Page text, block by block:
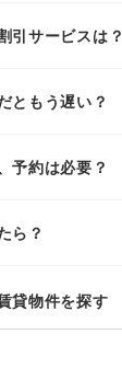
引サービスは？
ともう遅い？
予約は必要？
ら？
貸物件を探す